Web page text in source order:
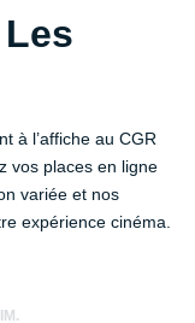
à l’affiche au CGR
vos places en ligne
variée et nos
expérience cinéma.